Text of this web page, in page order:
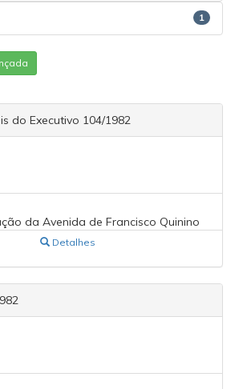
1
do Executivo 104/1982
da Avenida de Francisco Quinino
Detalhes